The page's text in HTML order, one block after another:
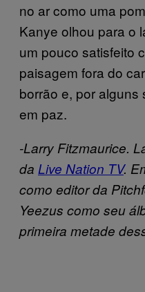
no ar como uma
Kanye olhou para o
um pouco satisfeito
paisagem fora do
borrão e, por
em paz.
-Larry Fitzmaurice.
da Live Nation TV.
como editor da
Yeezus como seu
primeira metade